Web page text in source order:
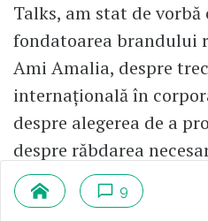
Talks, am stat de
fondatoarea brandului
Ami Amalia, despre
internațională în
despre alegerea de a
despre răbdarea
un brand în care
promisiune de
9